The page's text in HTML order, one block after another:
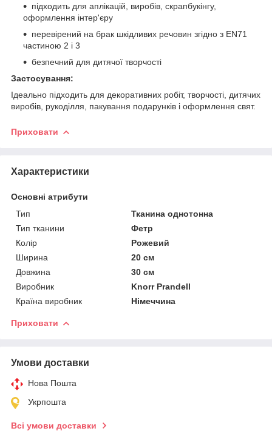
підходить для аплікацій, виробів, скрапбукінгу,
оформлення інтер'єру
перевірений на брак шкідливих речовин згідно з EN71
частиною 2 і 3
безпечний для дитячої творчості
Застосування:
Ідеально підходить для декоративних робіт, творчості, дитячих
виробів, рукоділля, пакування подарунків і оформлення свят.
Приховати
Характеристики
Основні атрибути
Тип
Тканина однотонна
Тип тканини
Фетр
Колір
Рожевий
Ширина
20 см
Довжина
30 см
Виробник
Knorr Prandell
Країна виробник
Німеччина
Приховати
Умови доставки
Нова Пошта
Укрпошта
Всі умови доставки